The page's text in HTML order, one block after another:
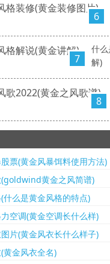
6
7
什
解)
8
票(黄金风暴饵料使用方法)
黄金之风简谱)
什么是黄金风格的特点)
空调(黄金空调长什么样)
片(黄金风衣长什么样子)
黄金风衣全名)